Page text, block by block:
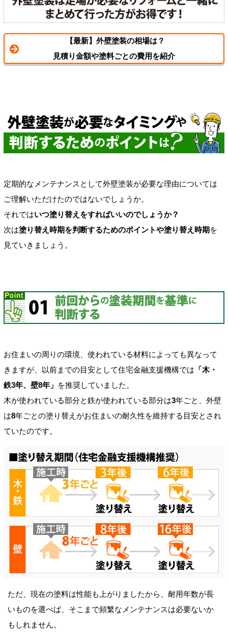
【最新】外壁塗装の相場は？
見積り金額や塗料ごとの費用を紹介
定期的なメンテナンスとして外壁塗装が必要な理由については
ご理解いただけたのではないでしょうか。
それではいつ塗り替えをすればいいのでしょうか？
次は塗り替え時期を判断するためのポイントや塗り替え時期 を
見ていきましょう。
お住まいの周りの環境、使われている材料によっても異なって
きますが、以前までの目安として住宅金融支援機構では 「木・
鉄3年、壁8年」 を推奨していました。
木が使われている部分と鉄が使われている部分は3年ごと、外壁
は8年ごとの塗り替えがお住まいの耐久性を維持する目安とされ
ていたのです。
ただ、現在の塗料は性能も上がりましたから、耐用年数が長
いものを選べば、そこまで頻繁なメンテナンスは必要ないか
もしれません。